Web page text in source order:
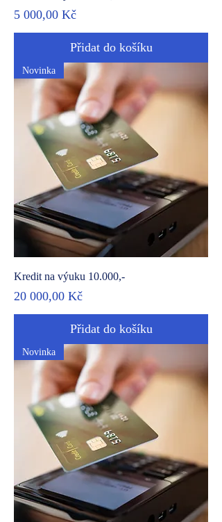
Cena
5 000,00 Kč
Přidat do košíku
Novinka
Kredit na výuku 10.000,-
Cena
20 000,00 Kč
Přidat do košíku
Novinka